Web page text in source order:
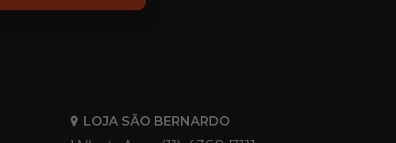
LOJA SÃO BERNARDO